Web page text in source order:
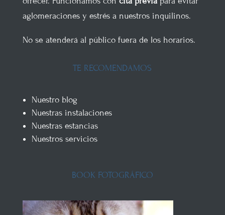
aglomeraciones y estrés a nuestros inquilinos.
No se atenderá al público fuera de los horarios.
TE RECOMENDAMOS
Nuestro blog
Nuestras instalaciones
Nuestras estancias
Nuestros servicios
BOOK FOTOGRÁFICO